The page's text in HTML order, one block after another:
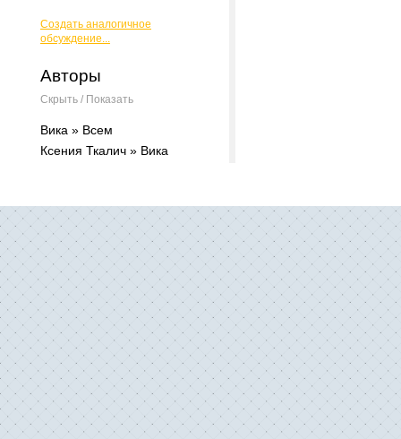
Создать аналогичное
обсуждение...
Авторы
Скрыть / Показать
Вика » Всем
Ксения Ткалич » Вика